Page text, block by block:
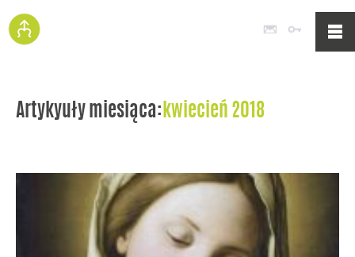
Poczta
Artykyuły miesiąca: kwiecień 2018